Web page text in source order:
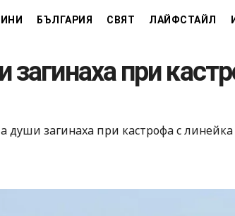
БЪЛГАРИЯ СВЯТ ЛАЙФСТАЙЛ
при
души загинаха при кастрофа с